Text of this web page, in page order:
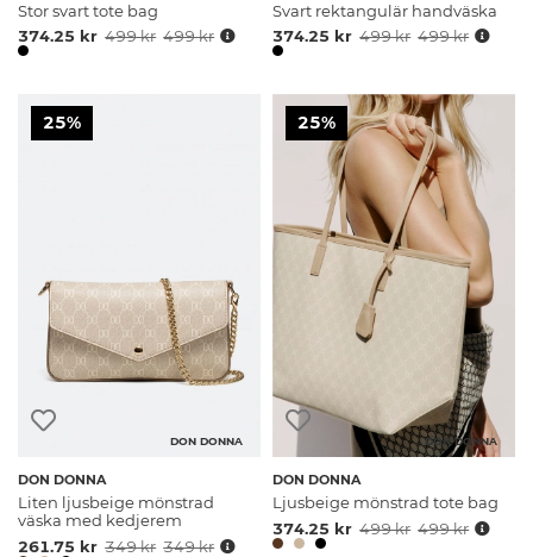
Stor svart tote bag
374.25 kr 499 kr 499 kr
Svart rektangulär handväska
374.25 kr 499 kr 499 kr
25%
DON DONNA
DON DONNA
Liten ljusbeige mönstrad
väska med kedjerem
261.75 kr 349 kr 349 kr
25%
DON DONNA
DON DONNA
Ljusbeige mönstrad tote bag
374.25 kr 499 kr 499 kr